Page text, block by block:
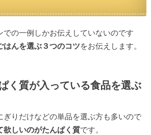
での一例しかお伝えしていないのです
はんを選ぶ３つのコツをお伝えします。
く質が入っている食品を選ぶ
ぎりだけなどの単品を選ぶ方も多いので
欲しいのがたんぱく質です。